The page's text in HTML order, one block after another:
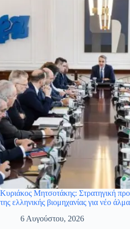
Κυριάκος Μητσοτάκης: Στρατηγική
της ελληνικής βιομηχανίας για νέο
6 Αυγούστου, 2026